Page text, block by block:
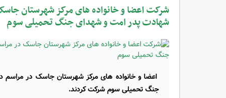
شرکت اعضا و خانواده های مرکز شهرستان
شهادت پدر امت و شهدای جنگ تحمیلی سوم
اعضا و خانواده های مرکز شهرستان جاسک در
جنگ تحمیلی سوم شرکت کردند.